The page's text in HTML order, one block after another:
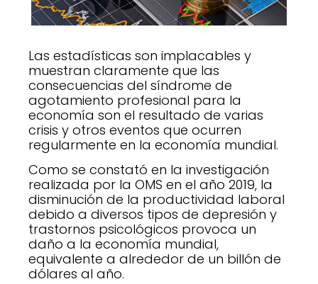
Las estadísticas son implacables y
muestran claramente que las
consecuencias del síndrome de
agotamiento profesional para la
economía son el resultado de varias
crisis y otros eventos que ocurren
regularmente en la economía mundial.
Como se constató en la investigación
realizada por la OMS en el año 2019, la
disminución de la productividad laboral
debido a diversos tipos de depresión y
trastornos psicológicos provoca un
daño a la economía mundial,
equivalente a alrededor de un billón de
dólares al año.